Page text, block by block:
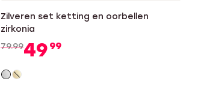
Zilveren set ketting en oorbellen
zirkonia
79.9949 99